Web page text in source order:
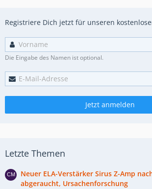
Registriere Dich jetzt für unseren
Die Eingabe des Namen ist optional.
Jetzt anmelden
Letzte Themen
Neuer ELA-Verstärker Sirus Z-Amp
abgeraucht, Ursachenforschung